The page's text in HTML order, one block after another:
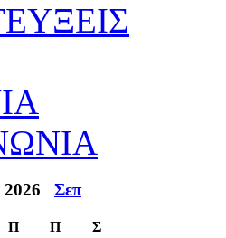
2026 Σεπ
Π Π
Σ